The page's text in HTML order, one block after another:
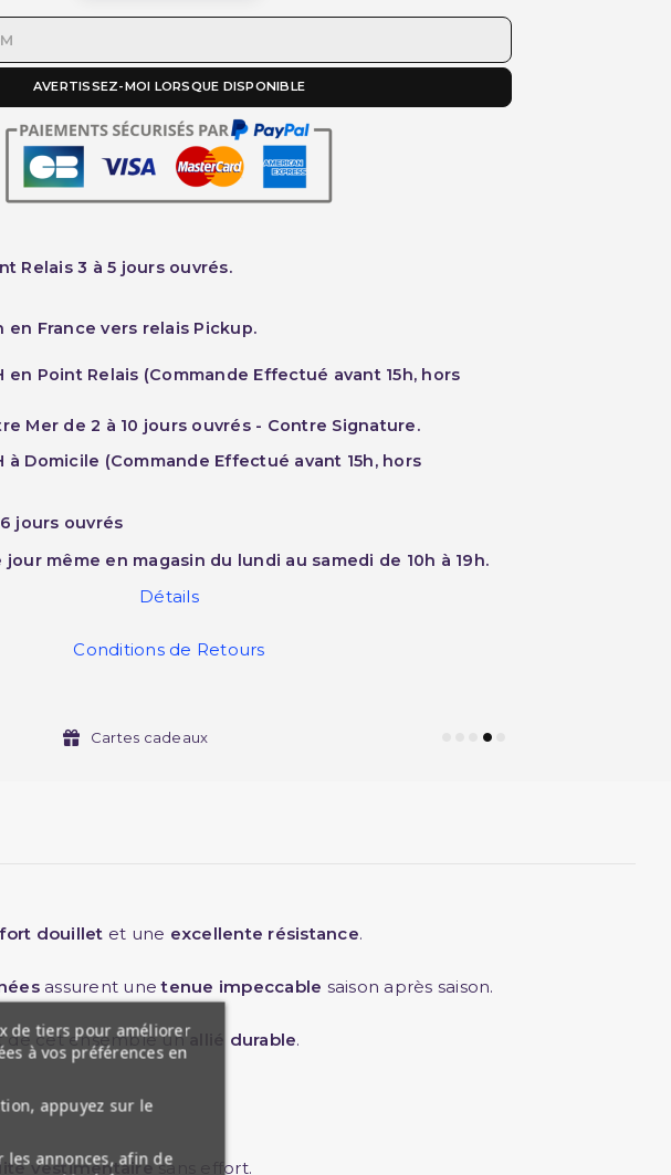
AVERTISSEZ-MOI LORSQUE DISPONIBLE
Relais 3 à 5 jours ouvrés.
en France vers relais Pickup.
en Point Relais (Commande Effectué avant 15h, hors
Mer de 2 à 10 jours ouvrés - Contre Signature.
à Domicile (Commande Effectué avant 15h, hors
jours ouvrés
même en magasin du lundi au samedi de 10h à 19h.
Détails
Conditions de Retours
Cartes cadeaux
douillet et une excellente résistance.
assurent unetenue impeccable saison après saison.
de cet ensemble un allié durable.
vestimentaire sans effort.
de tiers pour améliorer
à vos préférences en
appuyez sur le
les annonces, afin de